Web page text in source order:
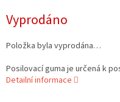
cena:
Vyprodáno
Položka byla vyprodána…
Posilovací guma je určená k
Detailní informace